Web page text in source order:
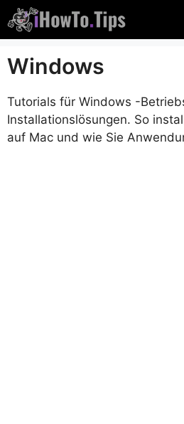
Zum
Inhalt
springen
Windows
Tutorials für Windows -
Installationslösungen. So
auf Mac und wie Sie